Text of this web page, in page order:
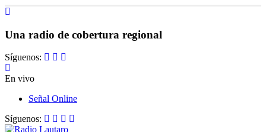
Una radio de cobertura regional
Síguenos:
En vivo
Señal Online
Síguenos: